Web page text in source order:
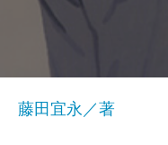
藤田宜永／著